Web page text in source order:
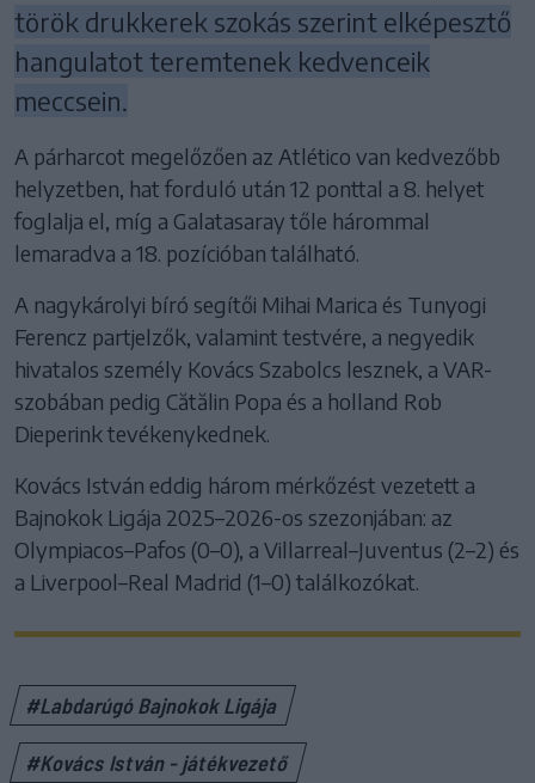
török drukkerek szokás szerint elképesztő
hangulatot teremtenek kedvenceik
meccsein.
A párharcot megelőzően az Atlético van kedvezőbb
helyzetben, hat forduló után 12 ponttal a 8. helyet
foglalja el, míg a Galatasaray tőle hárommal
lemaradva a 18. pozícióban található.
A nagykárolyi bíró segítői Mihai Marica és Tunyogi
Ferencz partjelzők, valamint testvére, a negyedik
hivatalos személy Kovács Szabolcs lesznek, a VAR-
szobában pedig Cătălin Popa és a holland Rob
Dieperink tevékenykednek.
Kovács István eddig három mérkőzést vezetett a
Bajnokok Ligája 2025–2026-os szezonjában: az
Olympiacos–Pafos (0–0), a Villarreal–Juventus (2–2) és
a Liverpool–Real Madrid (1–0) találkozókat.
#Labdarúgó Bajnokok Ligája
#Kovács István - játékvezető